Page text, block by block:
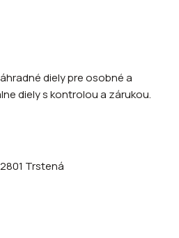
diely pre osobné a
diely s kontrolou a zárukou.
Trstená